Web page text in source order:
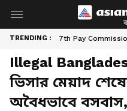
TRENDING : 7th Pay
Illegal
ভিসার মেয়াদ
অবৈধভাবে